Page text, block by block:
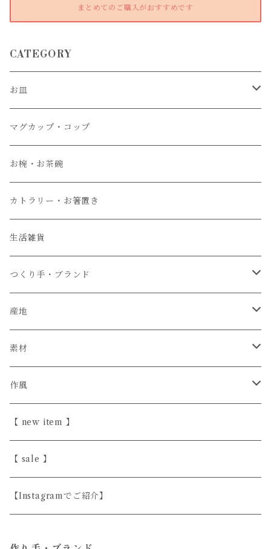
まとめてのご購入がおすすめです
CATEGORY
お皿
大皿
中皿
小皿
マグカップ・コップ
お椀・お茶碗
カトラリー・お箸置き
生活雑貨
つくり手・ブランド
石井菜摘
カイトアヤキ
きほんの道具 あべ
こいずみちはる
斎藤奈月
シサム工房
産地
信楽焼
砥部焼
美濃焼
益子焼
素材
陶器
半磁器・せっ器
磁器
天然木
作風
ほっこり愛らしい
シンプル
上品
【 new item 】
【 sale 】
【Instagramでご紹介】